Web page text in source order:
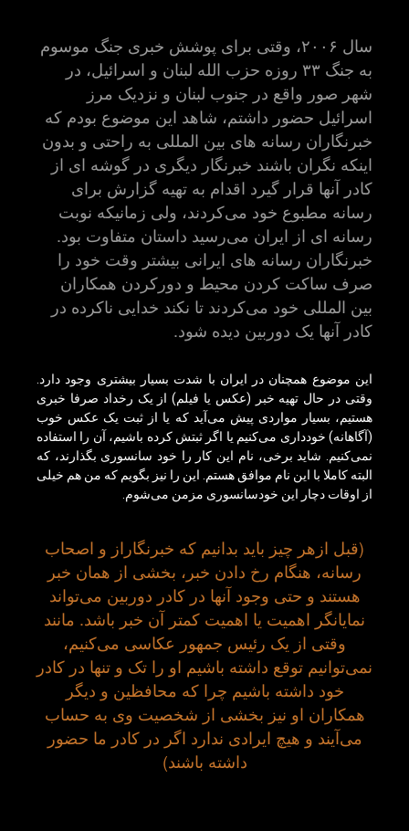
سال ۲۰۰۶، وقتی برای پوشش خبری جنگ موسوم
به جنگ ۳۳ روزه حزب الله لبنان و اسرائیل، در
شهر صور واقع در جنوب لبنان و نزدیک مرز
اسرائیل حضور داشتم، شاهد این موضوع بودم که
خبرنگاران رسانه های بین المللی به راحتی و بدون
اینکه نگران باشند خبرنگار دیگری در گوشه ای از
کادر آنها قرار گیرد اقدام به تهیه گزارش برای
رسانه مطبوع خود می‌کردند، ولی زمانیکه نوبت
رسانه ای از ایران می‌رسید داستان متفاوت بود.
خبرنگاران رسانه های ایرانی بیشتر وقت خود را
صرف ساکت کردن محیط و دورکردن همکاران
بین المللی خود می‌کردند تا نکند خدایی ناکرده در
کادر آنها یک دوربین دیده شود.
این موضوع همچنان در ایران با شدت بسیار بیشتری وجود دارد.
وقتی در حال تهیه خبر (عکس یا فیلم) از یک رخداد صرفا خبری
هستیم، بسیار مواردی پیش می‌آید که یا از ثبت یک عکس خوب
(آگاهانه) خودداری می‌کنیم یا اگر ثبتش کرده باشیم، آن را استفاده
نمی‌کنیم. شاید برخی، نام این کار را خود سانسوری بگذارند، که
البته کاملا با این نام موافق هستم. این را نیز بگویم که من هم خیلی
از اوقات دچار این خودسانسوری مزمن می‌شوم.
(قبل ازهر چیز باید بدانیم که خبرنگاراز و اصحاب
رسانه، هنگام رخ دادن خبر، بخشی از همان خبر
هستند و حتی وجود آنها در کادر دوربین می‌تواند
نمایانگر اهمیت یا اهمیت کمتر آن خبر باشد. مانند
وقتی از یک رئیس جمهور عکاسی می‌کنیم،
نمی‌توانیم توقع داشته باشیم او را تک و تنها در کادر
خود داشته باشیم چرا که محافظین و دیگر
همکاران او نیز بخشی از شخصیت وی به حساب
می‌آیند و هیچ ایرادی ندارد اگر در کادر ما حضور
داشته باشند)